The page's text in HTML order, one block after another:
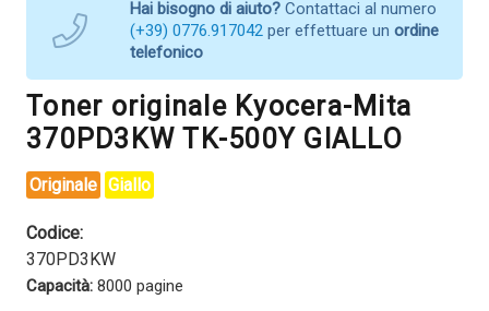
Hai bisogno di aiuto? Contattaci al numero
(+39) 0776.917042 per effettuare un ordine
telefonico
Toner originale Kyocera-Mita
370PD3KW TK-500Y GIALLO
Originale Giallo
Codice:
370PD3KW
Capacità: 8000 pagine